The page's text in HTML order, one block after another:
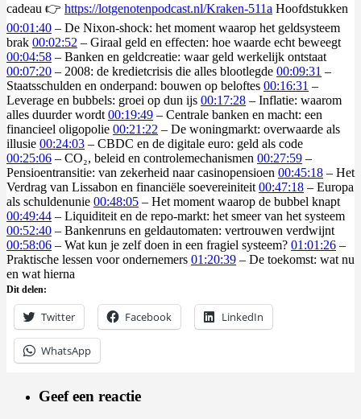
cadeau 👉 https://lotgenotenpodcast.nl/Kraken-511a Hoofdstukken
00:01:40 – De Nixon-shock: het moment waarop het geldsysteem
brak 00:02:52 – Giraal geld en effecten: hoe waarde echt beweegt
00:04:58 – Banken en geldcreatie: waar geld werkelijk ontstaat
00:07:20 – 2008: de kredietcrisis die alles blootlegde 00:09:31 –
Staatsschulden en onderpand: bouwen op beloftes 00:16:31 –
Leverage en bubbels: groei op dun ijs 00:17:28 – Inflatie: waarom
alles duurder wordt 00:19:49 – Centrale banken en macht: een
financieel oligopolie 00:21:22 – De woningmarkt: overwaarde als
illusie 00:24:03 – CBDC en de digitale euro: geld als code
00:25:06 – CO₂, beleid en controlemechanismen 00:27:59 –
Pensioentransitie: van zekerheid naar casinopensioen 00:45:18 – Het
Verdrag van Lissabon en financiële soevereiniteit 00:47:18 – Europa
als schuldenunie 00:48:05 – Het moment waarop de bubbel knapt
00:49:44 – Liquiditeit en de repo-markt: het smeer van het systeem
00:52:40 – Bankenruns en geldautomaten: vertrouwen verdwijnt
00:58:06 – Wat kun je zelf doen in een fragiel systeem? 01:01:26 –
Praktische lessen voor ondernemers 01:20:39 – De toekomst: wat nu
en wat hierna
Dit delen:
Twitter Facebook LinkedIn
WhatsApp
Geef een reactie